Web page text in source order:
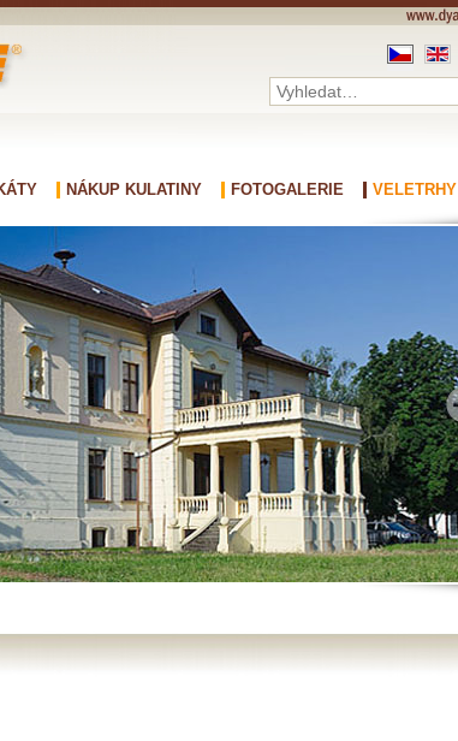
NÁKUP KULATINY FOTOGALERIE VELETRHY